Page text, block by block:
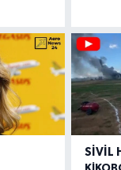
SIVIL